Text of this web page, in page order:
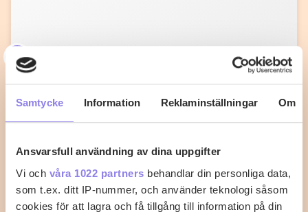
Samtycke Information Reklaminställningar Om
Ansvarsfull användning av dina uppgifter
Vi och våra 1022 partners behandlar din personliga data,
som t.ex. ditt IP-nummer, och använder teknologi såsom
cookies för att lagra och få tillgång till information på din
A
Baconlindad kyckling med sweet
chilisås
kycklingfiléerna lite grand och vira sedan baconskivor
runt…
0